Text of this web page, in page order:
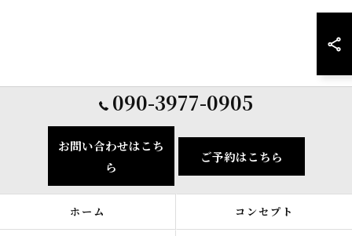
090-3977-0905
お問い合わせはこち
ら
ご予約はこちら
ホーム コンセプト